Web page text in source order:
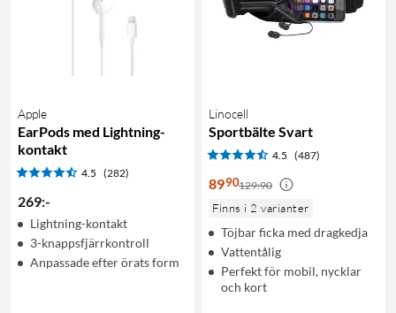
Apple
EarPods med Lightning-
kontakt
4.5 (282)
269:-
Lightning-kontakt
3-knappsfjärrkontroll
Anpassade efter örats form
Linocell
Sportbälte Svart
4.5 (487)
8990129:90
Finns i 2 varianter
Töjbar ficka med dragkedja
Vattentålig
Perfekt för mobil, nycklar
och kort